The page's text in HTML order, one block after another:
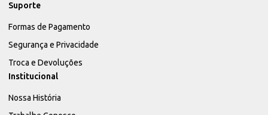
Suporte
Formas de Pagamento
Segurança e Privacidade
Troca e Devoluções
Institucional
Nossa História